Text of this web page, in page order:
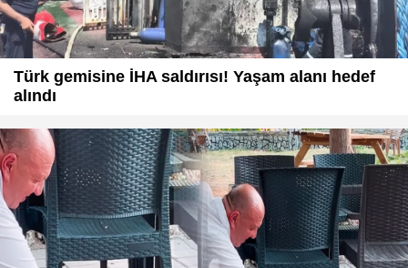
Türk gemisine İHA saldırısı! Yaşam alanı hedef
alındı